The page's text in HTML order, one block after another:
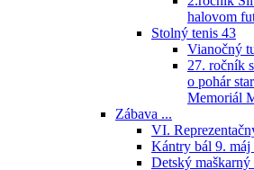
halovom
Stolný tenis 43
Vianočný
27. ročník
o pohár
Memoriál
Zábava ...
VI.
Kántry bál 9. máj
Detský